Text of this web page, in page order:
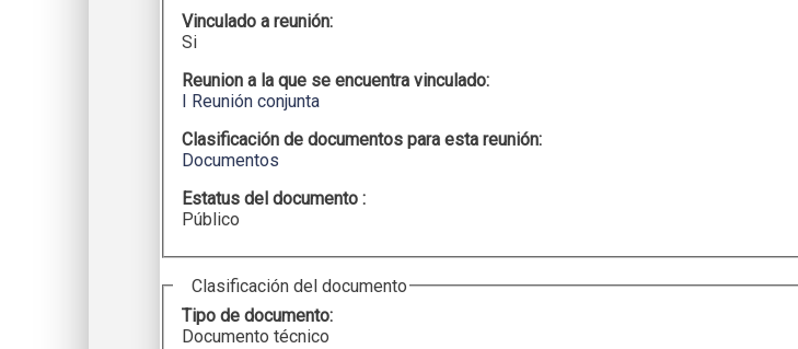
Vinculado a reunión:
Si
Reunion a la que se encuentra vinculado:
I Reunión conjunta
Clasificación de documentos para esta reunión:
Documentos
Estatus del documento :
Público
Clasificación del documento
Tipo de documento:
Documento técnico